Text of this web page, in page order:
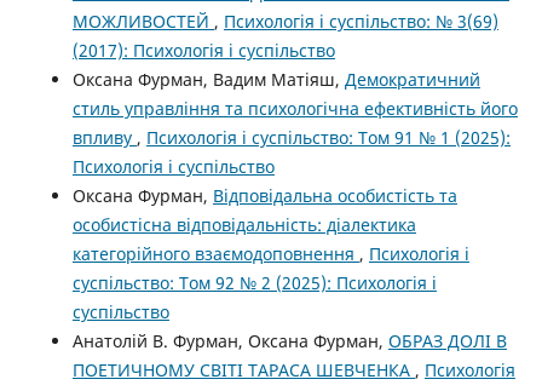
МОЖЛИВОСТЕЙ , Психологія і суспільство: № 3(69)
(2017): Психологія і суспільство
Оксана Фурман, Вадим Матіяш, Демократичний
стиль управління та психологічна ефективність його
впливу , Психологія і суспільство: Том 91 № 1 (2025):
Психологія і суспільство
Оксана Фурман, Відповідальна особистість та
особистісна відповідальність: діалектика
категорійного взаємодоповнення , Психологія і
суспільство: Том 92 № 2 (2025): Психологія і
суспільство
Анатолій В. Фурман, Оксана Фурман, ОБРАЗ ДОЛІ В
ПОЕТИЧНОМУ СВІТІ ТАРАСА ШЕВЧЕНКА , Психологія